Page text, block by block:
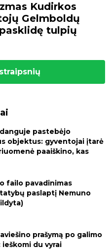
Kudirkos
Gelmboldų
tulpių
pastebėjo
objektus: gyventojai įtarė
paaiškino, kas
failo pavadinimas
paslaptį Nemuno
prašymą po galimo
du vyrai